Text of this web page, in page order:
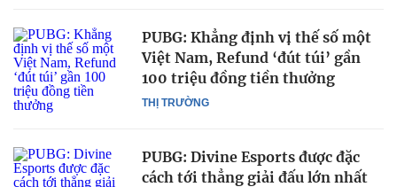
THỊ TRƯỜNG
PUBG: Khẳng định vị thế số một
Việt Nam, Refund ‘đút túi’ gần
100 triệu đồng tiền thưởng
PUBG: Divine Esports được đặc
cách tới thẳng giải đấu lớn nhất